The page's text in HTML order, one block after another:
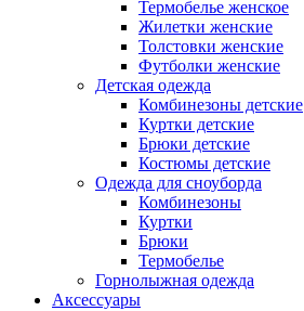
Термобелье женское
Жилетки женские
Толстовки женские
Футболки женские
Детская одежда
Комбинезоны детские
Куртки детские
Брюки детские
Костюмы детские
Одежда для сноуборда
Комбинезоны
Куртки
Брюки
Термобелье
Горнолыжная одежда
Аксессуары